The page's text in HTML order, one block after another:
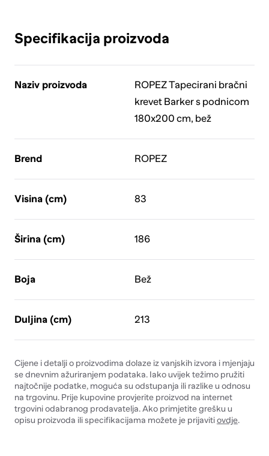
Specifikacija proizvoda
Naziv proizvoda
ROPEZ Tapecirani bračni
krevet Barker s podnicom
180x200 cm, bež
Brend ROPEZ
Visina (cm) 83
Širina (cm) 186
Boja Bež
Duljina (cm) 213
Cijene i detalji o proizvodima dolaze iz vanjskih izvora i mjenjaju
se dnevnim ažuriranjem podataka. Iako uvijek težimo pružiti
najtočnije podatke, moguća su odstupanja ili razlike u odnosu
na trgovinu. Prije kupovine provjerite proizvod na internet
trgovini odabranog prodavatelja. Ako primjetite grešku u
opisu proizvoda ili specifikacijama možete je prijavitiovdje.